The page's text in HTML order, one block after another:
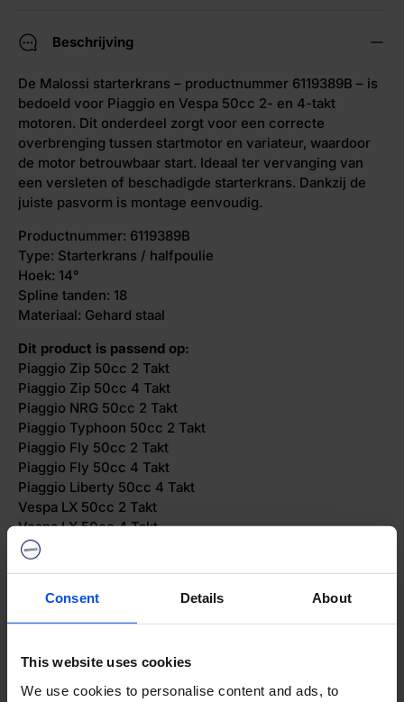
Consent Details About
This website uses cookies
We use cookies to personalise content and ads, to
Beschrijving
De Malossi starterkrans – productnummer 6119389B – is
bedoeld voor Piaggio en Vespa 50cc 2- en 4-takt
motoren. Dit onderdeel zorgt voor een correcte
overbrenging tussen startmotor en variateur, waardoor
de motor betrouwbaar start. Ideaal ter vervanging van
een versleten of beschadigde starterkrans. Dankzij de
juiste pasvorm is montage eenvoudig.
Productnummer: 6119389B
Type: Starterkrans / halfpoulie
Hoek: 14°
Spline tanden: 18
Materiaal: Gehard staal
Dit product is passend op:
Piaggio Zip 50cc 2 Takt
Piaggio Zip 50cc 4 Takt
Piaggio NRG 50cc 2 Takt
Piaggio Typhoon 50cc 2 Takt
Piaggio Fly 50cc 2 Takt
Piaggio Fly 50cc 4 Takt
Piaggio Liberty 50cc 4 Takt
Vespa LX 50cc 2 Takt
Vespa LX 50cc 4 Takt
Vespa Sprint 50cc 2 Takt
Vespa Primavera 50cc 4 Takt
Verzending